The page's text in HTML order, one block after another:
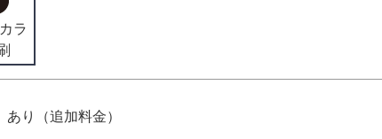
ラ
あり（追加料金）